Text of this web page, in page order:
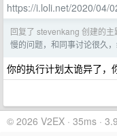
https://i.loli.net/2020/04/
回复了 stevenkang 创建的主
慢的问题，和同事讨论很久
你的执行计划太诡异了，
© 2026 V2EX · 35ms ·